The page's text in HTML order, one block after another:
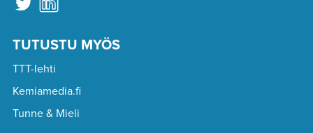
TUTUSTU MYÖS
TTT-lehti
Kemiamedia.fi
Tunne & Mieli